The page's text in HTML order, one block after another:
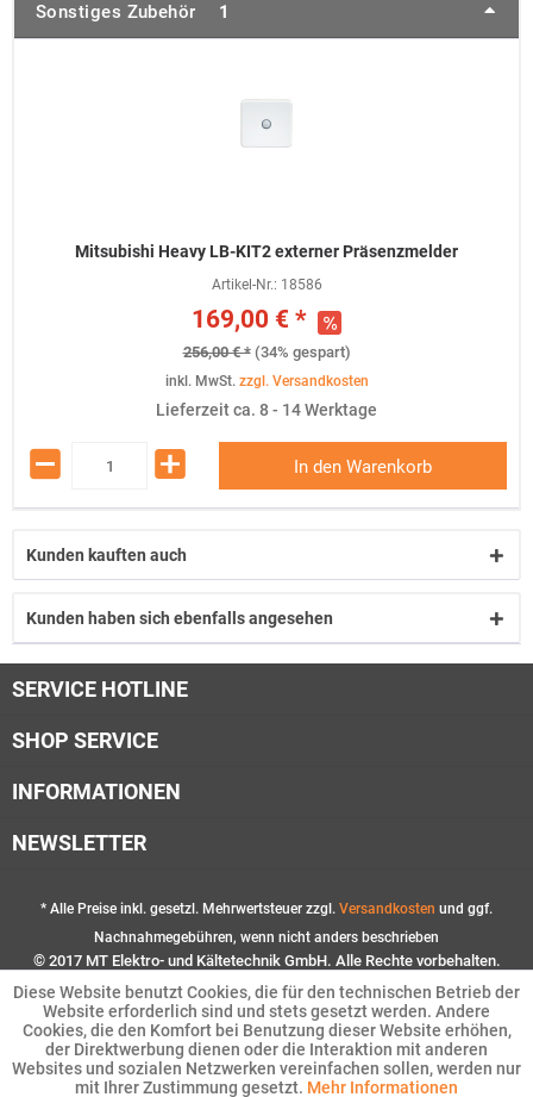
Sonstiges Zubehör 1
Mitsubishi Heavy LB-KIT2 externer Präsenzmelder
Artikel-Nr.: 18586
169,00 € *
256,00 € * (34% gespart)
inkl. MwSt. zzgl. Versandkosten
Lieferzeit ca. 8 - 14 Werktage
In den Warenkorb
Kunden kauften auch
Kunden haben sich ebenfalls angesehen
SERVICE HOTLINE
SHOP SERVICE
INFORMATIONEN
NEWSLETTER
* Alle Preise inkl. gesetzl. Mehrwertsteuer zzgl. Versandkosten und ggf.
Nachnahmegebühren, wenn nicht anders beschrieben
© 2017 MT Elektro- und Kältetechnik GmbH. Alle Rechte vorbehalten.
Diese Website benutzt Cookies, die für den technischen Betrieb der
Website erforderlich sind und stets gesetzt werden. Andere
Cookies, die den Komfort bei Benutzung dieser Website erhöhen,
der Direktwerbung dienen oder die Interaktion mit anderen
Websites und sozialen Netzwerken vereinfachen sollen, werden nur
mit Ihrer Zustimmung gesetzt. Mehr Informationen